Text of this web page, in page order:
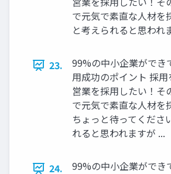
で元気で素直な人材を
と考えられると思われ
23.
99%の中小企業ができ
用成功のポイント 採
営業を採用したい！そ
で元気で素直な人材を
ちょっと待ってくださ
れると思われますが ...
24.
99%の中小企業ができ